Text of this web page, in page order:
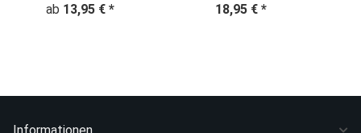
ab 13,95 € *
"Gespenster"
18,95 € *